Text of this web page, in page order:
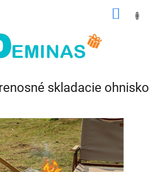
skladacie ohnisko